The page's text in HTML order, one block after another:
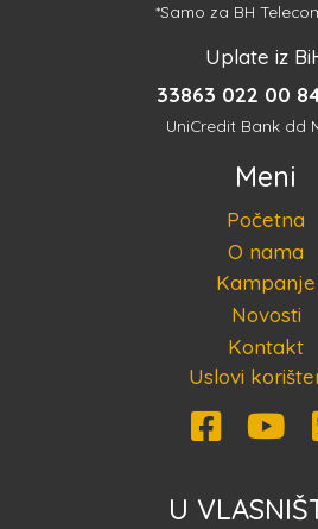
*Samo za BH
Uplate iz
33863 022 00
UniCredit Bank dd
Meni
Početna
O nama
Kampanje
Novosti
Kontakt
Uslovi
U